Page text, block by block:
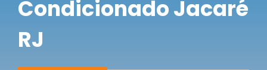
Condicionado Jacaré
RJ